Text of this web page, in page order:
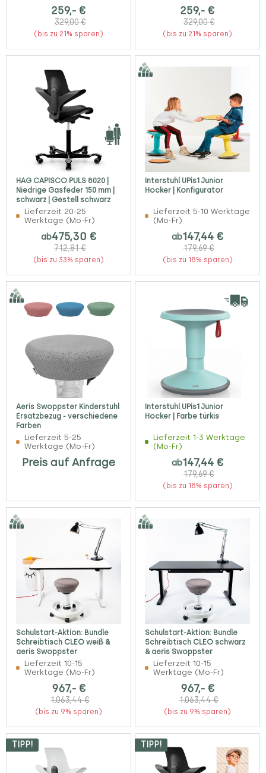
259,- €
329,00 €
(bis zu 21% sparen)
259,- €
329,00 €
(bis zu 21% sparen)
HAG CAPISCO PULS 8020 |
Niedrige Gasfeder 150 mm |
schwarz | Gestell schwarz
Lieferzeit 20-25
Werktage (Mo-Fr)
ab475,30 €
712,81 €
(bis zu 33% sparen)
Interstuhl UPis1 Junior
Hocker | Konfigurator
Lieferzeit 5-10 Werktage
(Mo-Fr)
ab147,44 €
179,69 €
(bis zu 18% sparen)
Aeris Swoppster Kinderstuhl
Ersatzbezug - verschiedene
Farben
Lieferzeit 5-25
Werktage (Mo-Fr)
Preis auf Anfrage
Interstuhl UPis1 Junior
Hocker | Farbe türkis
Lieferzeit 1-3 Werktage
(Mo-Fr)
ab147,44 €
179,69 €
(bis zu 18% sparen)
Schulstart-Aktion: Bundle
Schreibtisch CLEO weiß &
aeris Swoppster
Lieferzeit 10-15
Werktage (Mo-Fr)
967,- €
1.063,44 €
(bis zu 9% sparen)
Schulstart-Aktion: Bundle
Schreibtisch CLEO schwarz
& aeris Swoppster
Lieferzeit 10-15
Werktage (Mo-Fr)
967,- €
1.063,44 €
(bis zu 9% sparen)
TIPP! TIPP!